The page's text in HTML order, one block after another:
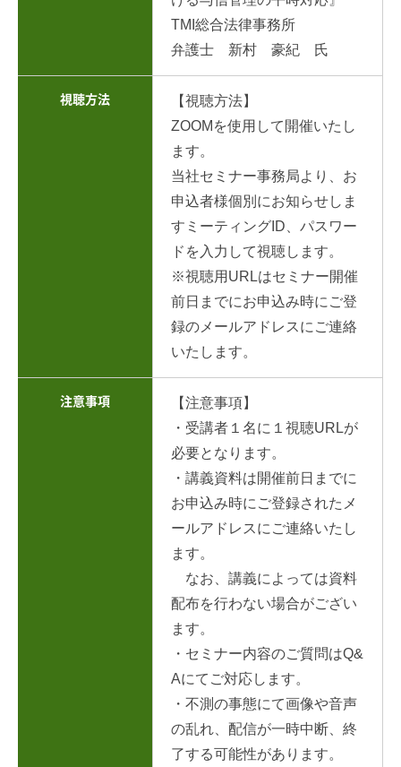
TMI総合法律事務所
弁護士 新村 豪紀 氏
視聴方法
【視聴方法】
ZOOMを使用して開催いたし
ます。
当社セミナー事務局より、お
申込者様個別にお知らせしま
すミーティングID、パスワー
ドを入力して視聴します。
※視聴用URLはセミナー開催
前日までにお申込み時にご登
録のメールアドレスにご連絡
いたします。
注意事項
【注意事項】
・受講者１名に１視聴URLが
必要となります。
・講義資料は開催前日までに
お申込み時にご登録されたメ
ールアドレスにご連絡いたし
ます。
なお、講義によっては資料
配布を行わない場合がござい
ます。
・セミナー内容のご質問はQ&
Aにてご対応します。
・不測の事態にて画像や音声
の乱れ、配信が一時中断、終
了する可能性があります。